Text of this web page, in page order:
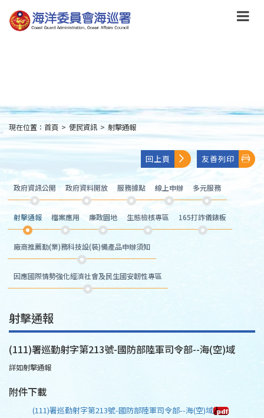
到
主
:::
現在位置： 首頁 > 便民資訊 > 射擊通報
回上頁 友善列印
政府資訊公開 政府資料開放 服務據點 線上申辦 多元服務
射擊通報 檔案應用 廉政園地 生態檢核專區 165打詐儀錶板
廠商推薦勤(業)務科技設(裝)備產品申辦須知
因應國際情勢強化經濟社會及民生國安韌性專區
射擊通報
(111)署巡勤射字第213號-國防部陸軍司令部--海(空)域
詳如射擊通報
附件下載
(111)署巡勤射字第213號-國防部陸軍司令部--海(空)域